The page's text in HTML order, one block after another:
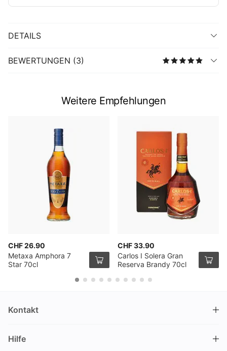
DETAILS
BEWERTUNGEN (3)
Weitere Empfehlungen
CHF 26.90
Metaxa Amphora 7
Star 70cl
CHF 33.90
Carlos I Solera Gran
Reserva Brandy 70cl
Kontakt
Nüschelerstrasse 35
Hilfe